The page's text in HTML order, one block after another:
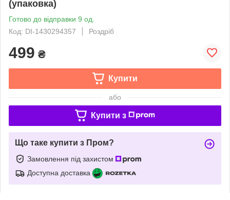
(упаковка)
Готово до відправки 9 од.
Код: DI-1430294357
Роздріб
499 ₴
Купити
або
Купити з
Що таке купити з Пром?
Замовлення під захистом
Доступна доставка